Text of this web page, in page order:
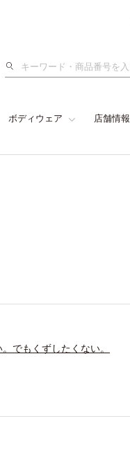
検
ボディウェア 店舗情報
でもくずしたくない。